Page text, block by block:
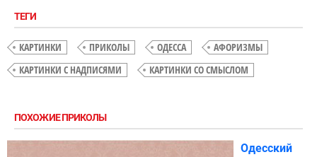
ТЕГИ
КАРТИНКИ ПРИКОЛЫ ОДЕССА
АФОРИЗМЫ
КАРТИНКИ С НАДПИСЯМИ
КАРТИНКИ СО СМЫСЛОМ
ПОХОЖИЕ ПРИКОЛЫ
Одесский